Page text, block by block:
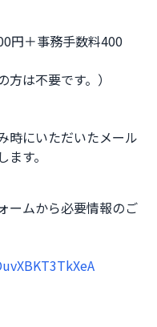
円＋事務手数料400
不要です。）
にいただいたメール
す。
ームから必要情報のご